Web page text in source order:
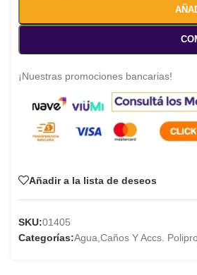
¡Nuestras promociones bancarias!
Añadir a la lista de deseos
SKU:01405
Categorías:Agua Caños Y Accs.